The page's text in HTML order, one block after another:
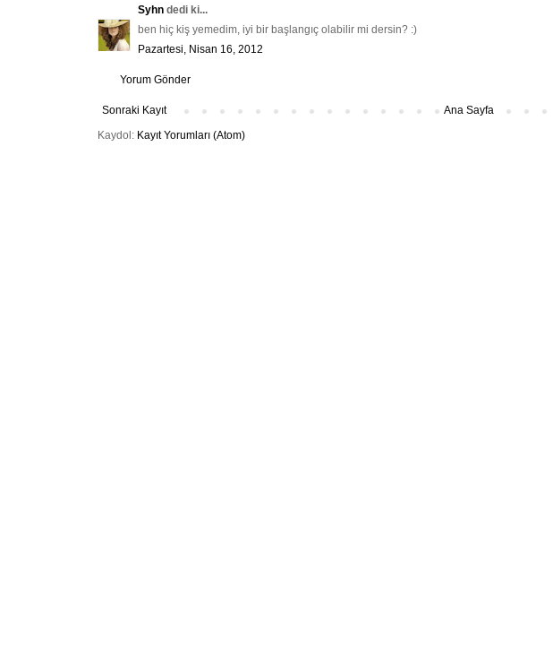
Syhn dedi ki...
ben hiç kiş yemedim, iyi bir başlangıç olabilir mi dersin? :)
Pazartesi, Nisan 16, 2012
Yorum Gönder
Sonraki Kayıt
Ana Sayfa
Kaydol: Kayıt Yorumları (Atom)